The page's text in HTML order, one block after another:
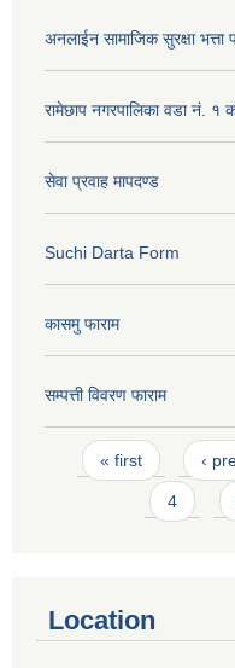
अनलाईन सामाजिक सुरक्षा भत्ता
रामेछाप नगरपालिका वडा नं. १
सेवा प्रवाह मापदण्ड
Suchi Darta Form
कासमु फाराम
सम्पत्ती विवरण फाराम
Pages
« first ‹
4
Location